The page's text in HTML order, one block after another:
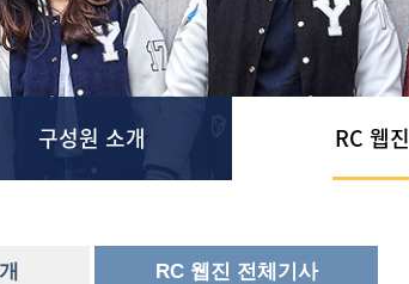
구성원 소개 RC 웹진
RC 웹진 전체기사